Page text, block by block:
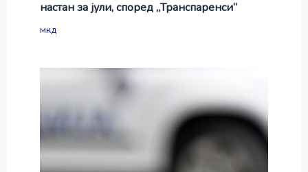
настан за јули, според „Транспаренси“
мкд